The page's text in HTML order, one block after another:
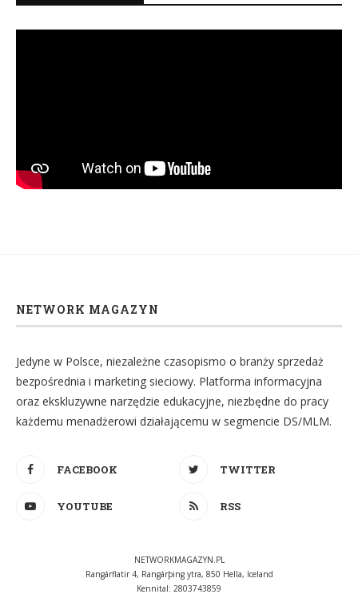
NETWORK MAGAZYN
Jedyne w Polsce, niezależne czasopismo o branży sprzedaż
bezpośrednia i marketing sieciowy. Platforma informacyjna
oraz ekskluzywne narzędzie edukacyjne, niezbędne do pracy
każdemu menadżerowi działającemu w segmencie DS/MLM.
FACEBOOK TWITTER
YOUTUBE RSS
NETWORKMAGAZYN.PL
Rangárflatir 4, Rangárþing ytra, 850 Hella, Iceland
Kennital: 2803743859